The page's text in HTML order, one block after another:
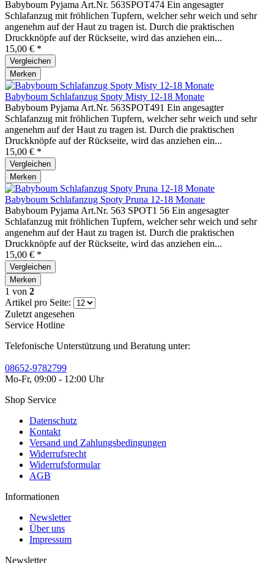
Babyboum Pyjama Art.Nr. 563SPOT474 Ein angesagter
Schlafanzug mit fröhlichen Tupfern, welcher sehr weich und sehr
angenehm auf der Haut zu tragen ist. Durch die praktischen
Druckknöpfe auf der Rückseite, wird das anziehen ein...
15,00 € *
Vergleichen
Merken
Babyboum Schlafanzug Spoty Misty 12-18 Monate
Babyboum Pyjama Art.Nr. 563SPOT491 Ein angesagter
Schlafanzug mit fröhlichen Tupfern, welcher sehr weich und sehr
angenehm auf der Haut zu tragen ist. Durch die praktischen
Druckknöpfe auf der Rückseite, wird das anziehen ein...
15,00 € *
Vergleichen
Merken
Babyboum Schlafanzug Spoty Pruna 12-18 Monate
Babyboum Pyjama Art.Nr. 563 SPOT1 56 Ein angesagter
Schlafanzug mit fröhlichen Tupfern, welcher sehr weich und sehr
angenehm auf der Haut zu tragen ist. Durch die praktischen
Druckknöpfe auf der Rückseite, wird das anziehen ein...
15,00 € *
Vergleichen
Merken
1 von 2
Artikel pro Seite:
Zuletzt angesehen
Service Hotline
Telefonische Unterstützung und Beratung unter:
08652-9782799
Mo-Fr, 09:00 - 12:00 Uhr
Shop Service
Datenschutz
Kontakt
Versand und Zahlungsbedingungen
Widerrufsrecht
Widerrufsformular
AGB
Informationen
Newsletter
Über uns
Impressum
Newsletter